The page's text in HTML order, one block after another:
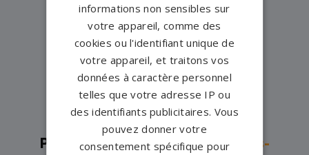
Sarthe→
Pompes funèbres - Laigne en
Belin→
Pompes funèbres -Le Grand-
Lucé→
Pompes funèbres - Le Mans→
Pompes funèbres -Marolles-les-
informations non sensibles sur
votre appareil, comme des
cookies ou l'identifiant unique de
votre appareil, et traitons vos
données à caractère personnel
telles que votre adresse IP ou
des identifiants publicitaires. Vous
pouvez donner votre
consentement spécifique pour